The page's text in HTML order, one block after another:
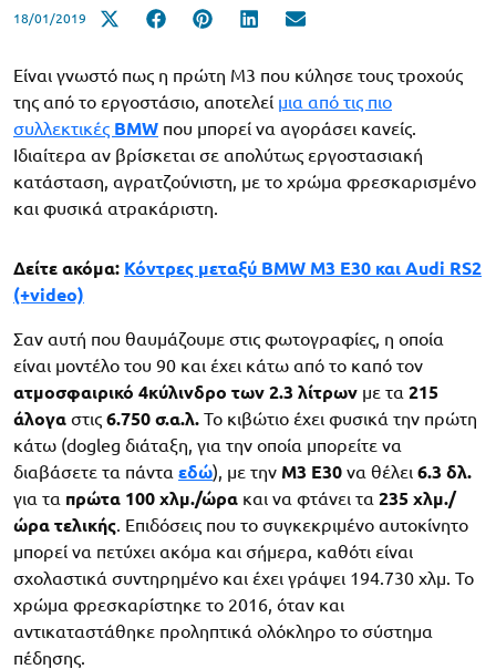
18/01/2019
Eίναι γνωστό πως η πρώτη M3 που κύλησε τους τροχούς
της από το εργοστάσιο, αποτελεί μια από τις πιο
συλλεκτικές BMW που μπορεί να αγοράσει κανείς.
Ιδιαίτερα αν βρίσκεται σε απολύτως εργοστασιακή
κατάσταση, αγρατζούνιστη, με το χρώμα φρεσκαρισμένο
και φυσικά ατρακάριστη.
Δείτε ακόμα: Κόντρες μεταξύ BMW M3 E30 και Audi RS2
(+video)
Σαν αυτή που θαυμάζουμε στις φωτογραφίες, η οποία
είναι μοντέλο του 90 και έχει κάτω από το καπό τον
ατμοσφαιρικό 4κύλινδρο των 2.3 λίτρων με τα 215
άλογα στις 6.750 σ.α.λ. Το κιβώτιο έχει φυσικά την πρώτη
κάτω (dogleg διάταξη, για την οποία μπορείτε να
διαβάσετε τα πάντα εδώ), με την Μ3 E30 να θέλει 6.3 δλ.
για τα πρώτα 100 χλμ./ώρα και να φτάνει τα 235 χλμ./
ώρα τελικής. Επιδόσεις που το συγκεκριμένο αυτοκίνητο
μπορεί να πετύχει ακόμα και σήμερα, καθότι είναι
σχολαστικά συντηρημένο και έχει γράψει 194.730 χλμ. Το
χρώμα φρεσκαρίστηκε το 2016, όταν και
αντικαταστάθηκε προληπτικά ολόκληρο το σύστημα
πέδησης.